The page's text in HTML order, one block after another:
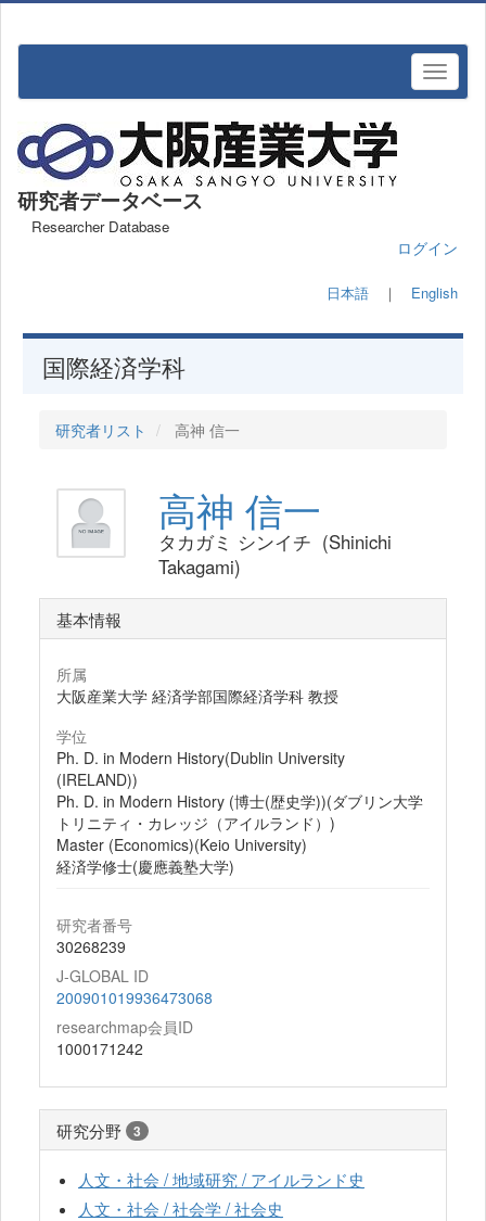
研究者データベース
Researcher Database
ログイン
日本語 ｜ English
国際経済学科
研究者リスト 高神 信一
高神 信一
タカガミ シンイチ (Shinichi
Takagami)
基本情報
所属
大阪産業大学 経済学部国際経済学科 教授
学位
Ph. D. in Modern History(Dublin University
(IRELAND))
Ph. D. in Modern History (博士(歴史学))(ダブリン大学
トリニティ・カレッジ（アイルランド）)
Master (Economics)(Keio University)
経済学修士(慶應義塾大学)
研究者番号
30268239
J-GLOBAL ID
200901019936473068
researchmap会員ID
1000171242
研究分野 3
人文・社会 / 地域研究 / アイルランド史
人文・社会 / 社会学 / 社会史